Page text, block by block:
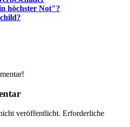
höchster Not"?
veröffentlicht. Erforderliche